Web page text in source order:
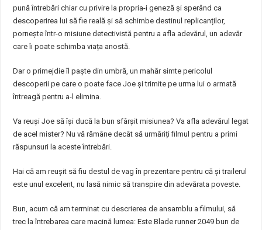
pună întrebări chiar cu privire la propria-i geneză și sperând ca
descoperirea lui să fie reală și să schimbe destinul replicanților,
pornește într-o misiune detectivistă pentru a afla adevărul, un adevăr
care îi poate schimba viața anostă.
Dar o primejdie îl paște din umbră, un mahăr simte pericolul
descoperii pe care o poate face Joe și trimite pe urma lui o armată
întreagă pentru a-l elimina.
Va reuși Joe să își ducă la bun sfârșit misiunea? Va afla adevărul legat
de acel mister? Nu vă rămâne decât să urmăriți filmul pentru a primi
răspunsuri la aceste întrebări.
Hai că am reușit să fiu destul de vag în prezentare pentru că și trailerul
este unul excelent, nu lasă nimic să transpire din adevărata poveste.
Bun, acum că am terminat cu descrierea de ansamblu a filmului, să
trec la întrebarea care macină lumea: Este Blade runner 2049 bun de